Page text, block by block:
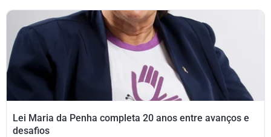
Lei Maria da Penha completa 20 anos entre avanços e
desafios